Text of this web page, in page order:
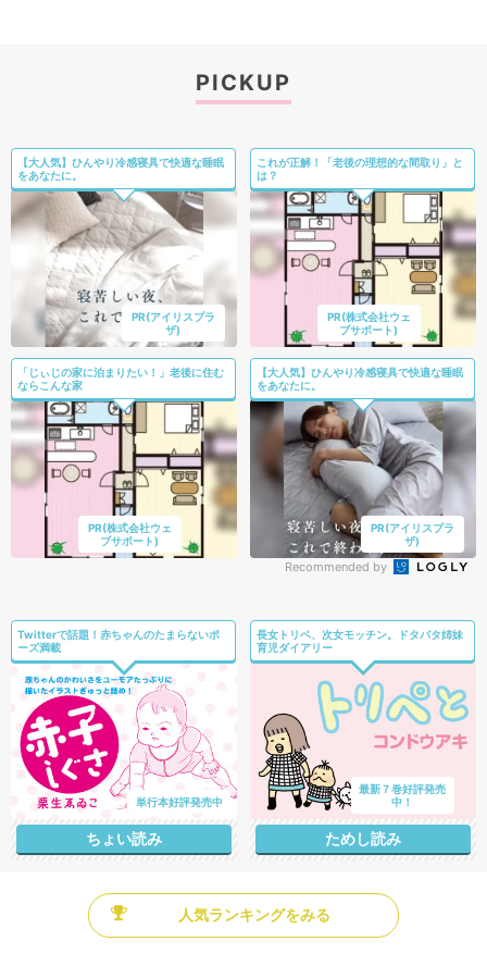
PICKUP
【大人気】ひんやり冷感寝具で快適な睡眠
をあなたに。
PR(アイリスプラ
ザ)
これが正解！「老後の理想的な間取り」と
は？
PR(株式会社ウェ
ブサポート)
「じぃじの家に泊まりたい！」老後に住む
ならこんな家
PR(株式会社ウェ
ブサポート)
【大人気】ひんやり冷感寝具で快適な睡眠
をあなたに。
PR(アイリスプラ
ザ)
Recommended by
Twitterで話題！赤ちゃんのたまらないポ
ーズ満載
単行本好評発売中
ちょい読み
長女トリペ、次女モッチン。ドタバタ姉妹
育児ダイアリー
最新７巻好評発売
中！
ためし読み
人気ランキングをみる